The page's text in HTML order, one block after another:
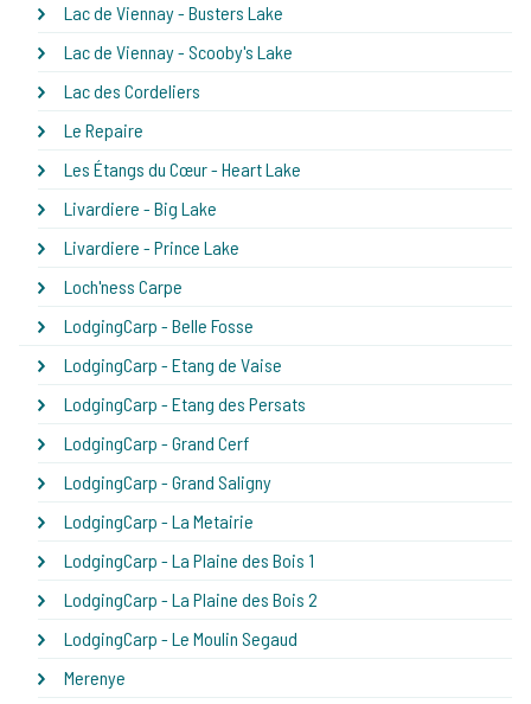
Lac de Viennay - Busters Lake
Lac de Viennay - Scooby's Lake
Lac des Cordeliers
Le Repaire
Les Étangs du Cœur - Heart Lake
Livardiere - Big Lake
Livardiere - Prince Lake
Loch'ness Carpe
LodgingCarp - Belle Fosse
LodgingCarp - Etang de Vaise
LodgingCarp - Etang des Persats
LodgingCarp - Grand Cerf
LodgingCarp - Grand Saligny
LodgingCarp - La Metairie
LodgingCarp - La Plaine des Bois 1
LodgingCarp - La Plaine des Bois 2
LodgingCarp - Le Moulin Segaud
Merenye